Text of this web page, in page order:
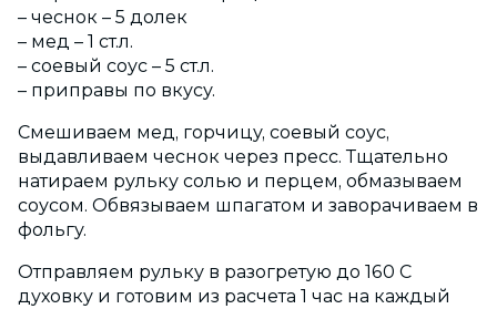
– чеснок – 5 долек
– мед – 1 ст.л.
– соевый соус – 5 ст.л.
– приправы по вкусу.
Смешиваем мед, горчицу, соевый соус,
выдавливаем чеснок через пресс. Тщательно
натираем рульку солью и перцем, обмазываем
соусом. Обвязываем шпагатом и заворачиваем в
фольгу.
Отправляем рульку в разогретую до 160 С
духовку и готовим из расчета 1 час на каждый